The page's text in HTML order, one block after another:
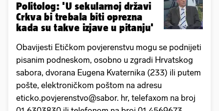
Politolog: 'U sekularnoj državi
Crkva bi trebala biti oprezna
kada su takve izjave u pitanju'
Obavijesti Etičkom povjerenstvu mogu se podnijeti
pisanim podneskom, osobno u zgradi Hrvatskog
sabora, dvorana Eugena Kvaternika (233) ili putem
pošte, elektroničkom poštom na adresu
eticko.povjerenstvo@sabor. hr, telefaxom na broj